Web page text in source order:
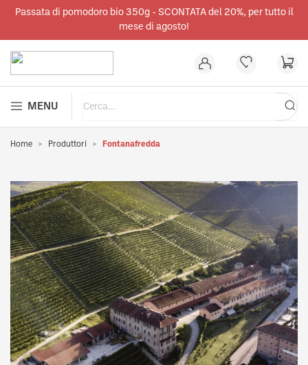
principale
Passata di pomodoro bio 350g - SCONTATA del 20%, per tutto il
mese di agosto!
MENU
Home Produttori Fontanafredda